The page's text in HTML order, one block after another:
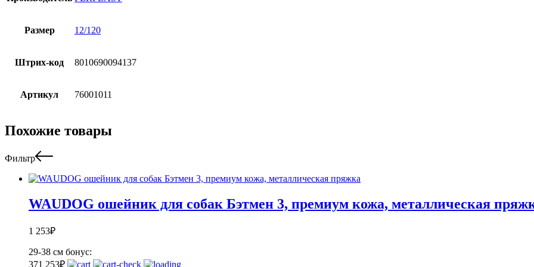
Размер 12/120
Штрих-код 8010690094137
Артикул 76001011
Похожие товары
Фильтр
WAUDOG ошейник для собак Бэтмен 3, премиум кожа, металлическая
1 253₽
29-38 см бонус:
371 253₽